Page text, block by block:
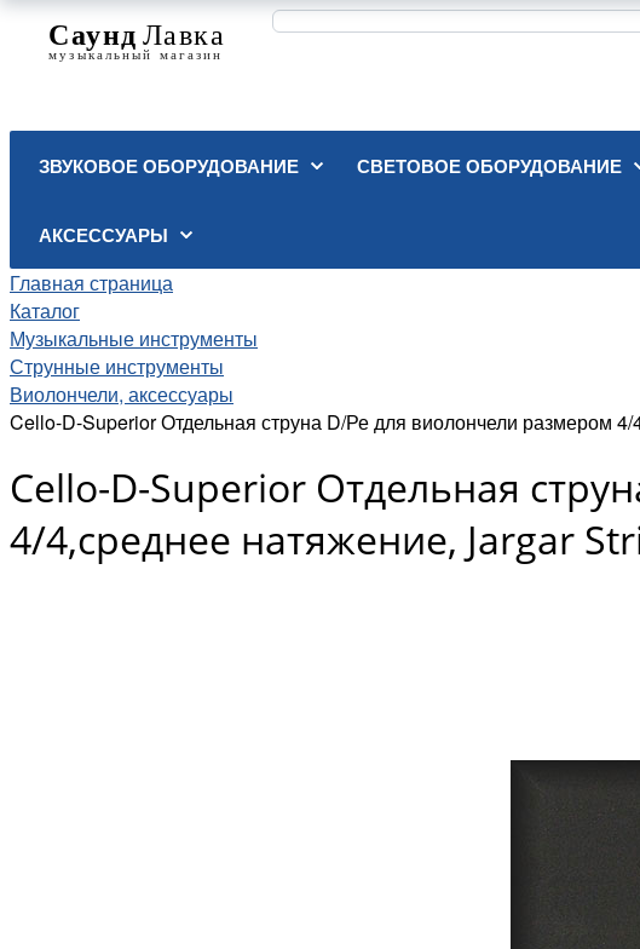
ЗВУКОВОЕ ОБОРУДОВАНИЕ СВЕТОВОЕ ОБОРУДОВАНИЕ
АКСЕССУАРЫ
Главная страница
Каталог
Музыкальные инструменты
Струнные инструменты
Виолончели, аксессуары
Cello-D-Superior Отдельная струна D/Ре для виолончели размером
Cello-D-Superior Отдельная
4/4,среднее натяжение, Jargar